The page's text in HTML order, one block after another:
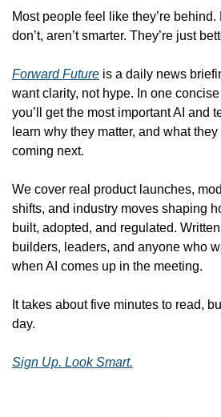
Most people feel like they’re
don’t, aren’t smarter. They’re just
Forward Future is a daily news
want clarity, not hype. In one
you’ll get the most important AI and
learn why they matter, and what
coming next.
We cover real product launches,
shifts, and industry moves shaping
built, adopted, and regulated.
builders, leaders, and anyone who
when AI comes up in the meeting.
It takes about five minutes to read,
day.
Sign Up. Look Smart.